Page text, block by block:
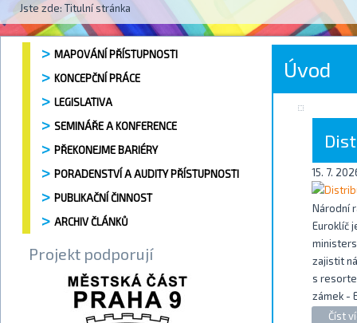
Jste zde: Titulní stránka
MAPOVÁNÍ PŘÍSTUPNOSTI
KONCEPČNÍ PRÁCE
LEGISLATIVA
SEMINÁŘE A KONFERENCE
PŘEKONEJME BARIÉRY
PORADENSTVÍ A AUDITY PŘÍSTUPNOSTI
PUBLIKAČNÍ ČINNOST
ARCHIV ČLÁNKŮ
Projekt podporují
Úvod
15. 7.
Národní
Euroklíč
zajistit
s
zámek -
Číst